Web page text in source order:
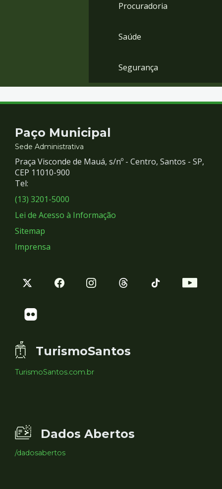
Procuradoria
Saúde
Segurança
Contato
e
Redes
Sociais
Paço Municipal
Sede Administrativa
Praça Visconde de Mauá, s/nº - Centro, Santos - SP,
CEP 11010-900
Tel:
(13) 3201-5000
Lei de Acesso à Informação
Sitemap
Imprensa
TurismoSantos
TurismoSantos.com.br
Dados Abertos
/dadosabertos